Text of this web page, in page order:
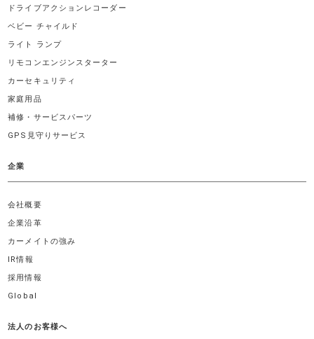
ドライブアクションレコーダー
ベビー チャイルド
ライト ランプ
リモコンエンジンスターター
カーセキュリティ
家庭用品
補修・サービスパーツ
GPS見守りサービス
企業
会社概要
企業沿革
カーメイトの強み
IR情報
採用情報
Global
法人のお客様へ